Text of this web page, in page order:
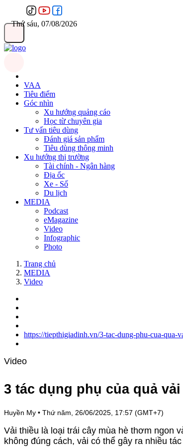
Thứ sáu, 07/08/2026
VAA
Tiêu điểm
Góc nhìn
Xu hướng quảng cáo
Học từ chuyên gia
Tư vấn tiêu dùng
Đánh giá sản phẩm
Tiêu dùng thông minh
Xu hướng thị trường
Tài chính - Ngân hàng
Địa ốc
Xe - Số
Du lịch
MEDIA
Podcast
eMagazine
Video
Infographic
Photo
Trang chủ
MEDIA
Video
https://tiepthigiadinh.vn/3-tac-dung-phu-cua-
Video
3 tác dụng phụ của quả
Huyền My • Thứ năm, 26/06/2025, 17:57 (GMT+7)
Vải thiều là loại trái cây mùa hè thơm ngon
không đúng cách, vải có thể gây ra nhiều